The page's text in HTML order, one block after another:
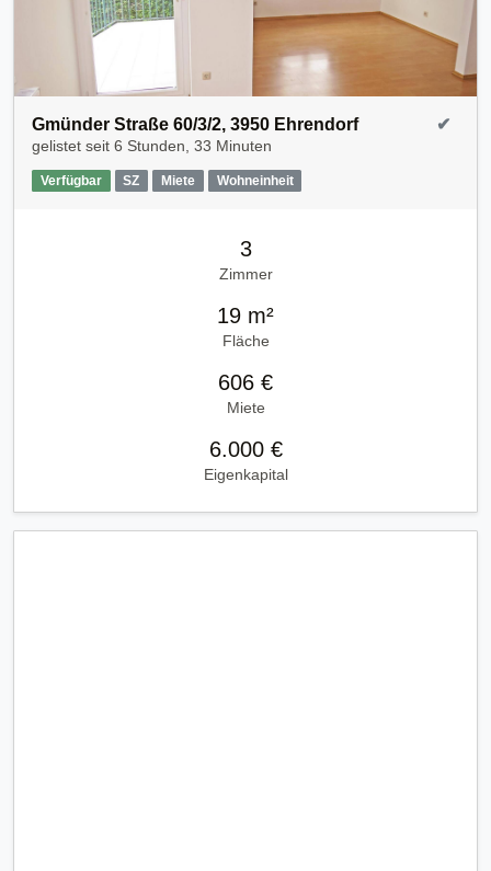
Gmünder Straße 60/3/2, 3950 Ehrendorf
gelistet seit 6 Stunden, 33 Minuten
Verfügbar SZ Miete Wohneinheit
✔
3
Zimmer
19 m²
Fläche
606 €
Miete
6.000 €
Eigenkapital